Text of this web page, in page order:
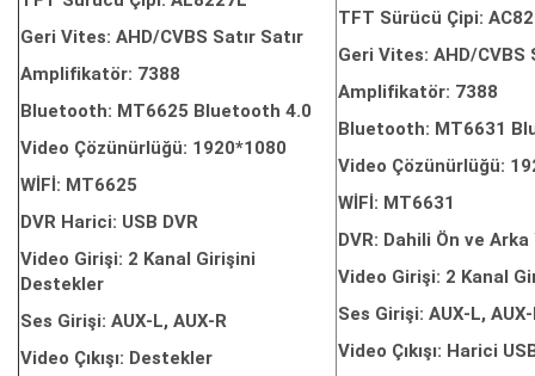
Geri Vites: AHD/CVBS Satır Satır
Amplifikatör: 7388
Bluetooth: MT6625 Bluetooth 4.0
Video Çözünürlüğü: 1920*1080
WİFİ: MT6625
DVR Harici: USB DVR
Video Girişi: 2 Kanal Girişini
Destekler
Ses Girişi: AUX-L, AUX-R
Video Çıkışı: Destekler
TFT Sürücü Çipi:
Geri Vites: AHD/CVBS
Amplifikatör: 7388
Bluetooth: MT6631
Video Çözünürlüğü:
WİFİ: MT6631
DVR: Dahili Ön ve
Video Girişi: 2 Kanal
Ses Girişi: AUX-L,
Video Çıkışı: Harici